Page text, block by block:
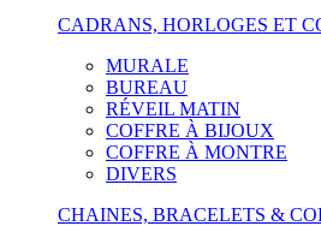
CADRANS, HORLOGES ET
MURALE
BUREAU
RÉVEIL MATIN
COFFRE À BIJOUX
COFFRE À MONTRE
DIVERS
CHAINES, BRACELETS &